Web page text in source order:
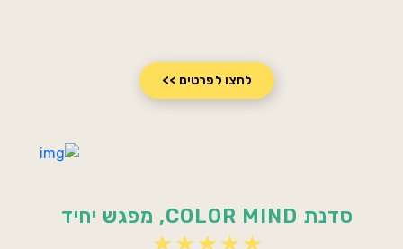
לחצו לפרטים >>
סדנת COLOR MIND, מפגש יחיד